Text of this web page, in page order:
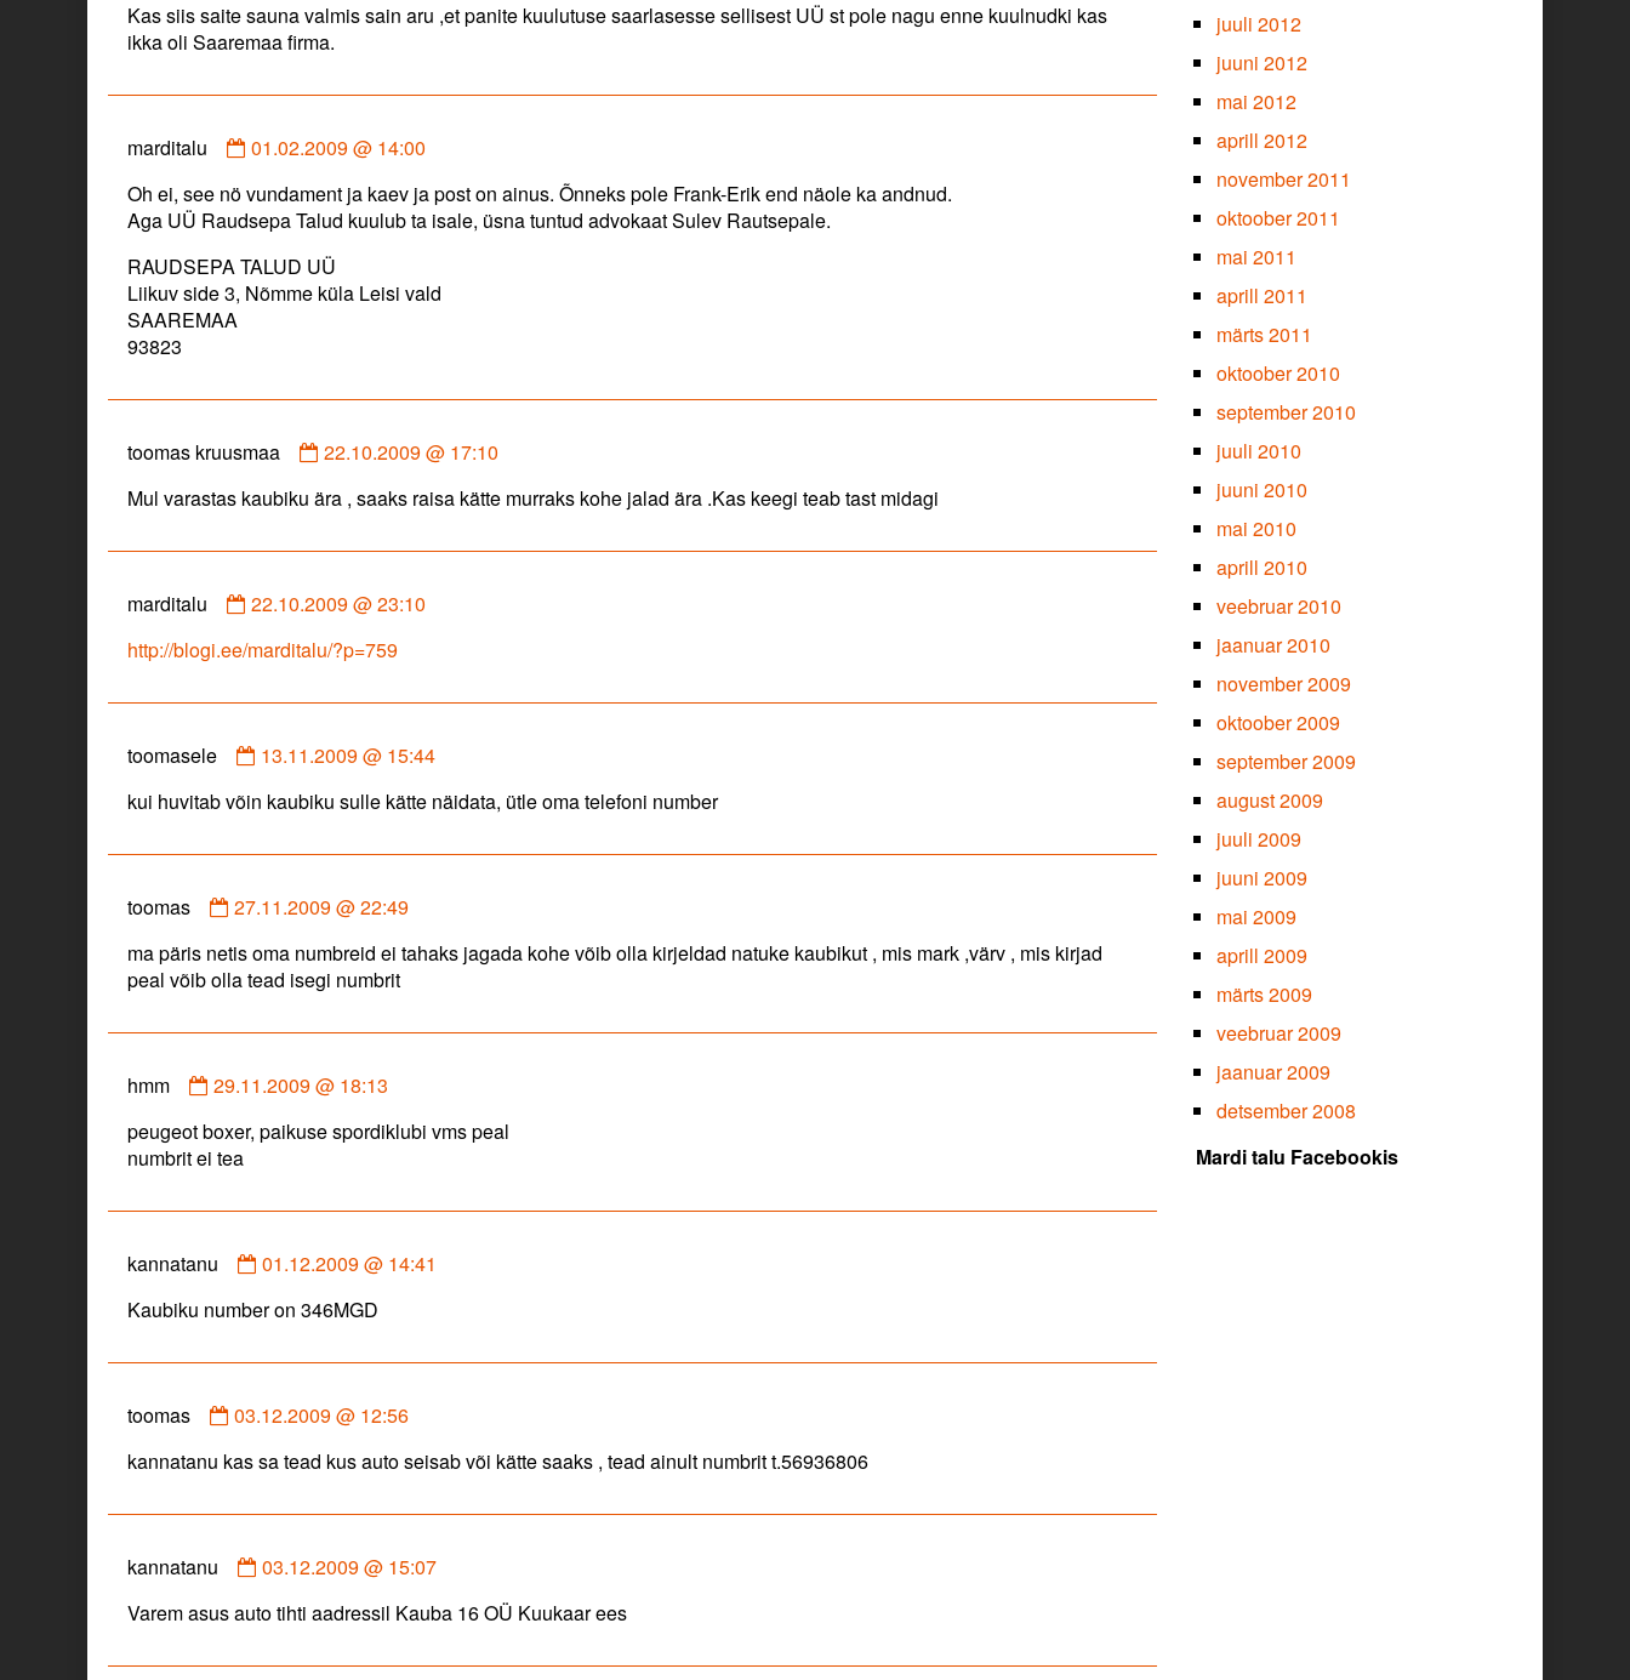
Riho
published
Kas siis saite sauna valmis sain aru ,et panite kuulutuse saarlasesse sellisest UÜ st pole nagu enne kuulnudki kas
ikka oli Saaremaa firma.
marditalu
Comment
marditalu
published
on
01.02.2009 @ 14:00
Oh ei, see nö vundament ja kaev ja post on ainus. Õnneks pole Frank-Erik end näole ka andnud.
Aga UÜ Raudsepa Talud kuulub ta isale, üsna tuntud advokaat Sulev Rautsepale.
RAUDSEPA TALUD UÜ
Liikuv side 3, Nõmme küla Leisi vald
SAAREMAA
93823
toomas kruusmaa
Comment
toomas
published
22.10.2009 @ 17:10
Mul varastas kaubiku ära , saaks raisa kätte murraks kohe jalad ära .Kas keegi teab tast midagi
marditalu
Comment
marditalu
on
22.10.2009 @ 23:10
http://blogi.ee/marditalu/?p=759
toomasele
Comment
toomasele
on
13.11.2009 @ 15:44
kui huvitab võin kaubiku sulle kätte näidata, ütle oma telefoni number
toomas
Comment
toomas
published
27.11.2009 @ 22:49
ma päris netis oma numbreid ei tahaks jagada kohe võib olla kirjeldad natuke kaubikut , mis mark ,värv , mis kirjad
peal võib olla tead isegi numbrit
hmm
Comment
hmm
published
29.11.2009 @ 18:13
peugeot boxer, paikuse spordiklubi vms peal
numbrit ei tea
kannatanu
Comment
kannatanu
on
01.12.2009 @ 14:41
Kaubiku number on 346MGD
toomas
Comment
toomas
on
03.12.2009 @ 12:56
kannatanu kas sa tead kus auto seisab või kätte saaks , tead ainult numbrit t.56936806
kannatanu
Comment
kannatanu
on
03.12.2009 @ 15:07
Varem asus auto tihti aadressil Kauba 16 OÜ Kuukaar ees
juuli 2012
juuni 2012
mai 2012
aprill 2012
november 2011
oktoober 2011
mai 2011
aprill 2011
märts 2011
oktoober 2010
september 2010
juuli 2010
juuni 2010
mai 2010
aprill 2010
veebruar 2010
jaanuar 2010
november 2009
oktoober 2009
september 2009
august 2009
juuli 2009
juuni 2009
mai 2009
aprill 2009
märts 2009
veebruar 2009
jaanuar 2009
detsember 2008
Mardi talu Facebookis